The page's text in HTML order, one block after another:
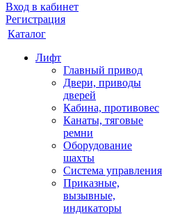
Вход в кабинет
Регистрация
Каталог
Лифт
Главный привод
Двери, приводы
дверей
Кабина, противовес
Канаты, тяговые
ремни
Оборудование
шахты
Система управления
Приказные,
вызывные,
индикаторы